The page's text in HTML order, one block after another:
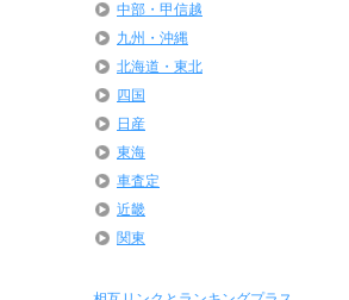
中部・甲信越
九州・沖縄
北海道・東北
四国
日産
東海
車査定
近畿
関東